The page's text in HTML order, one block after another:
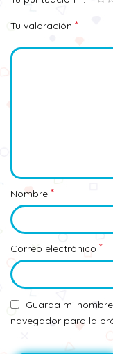
Tu valoración *
Nombre *
Correo electrónico *
Guarda mi
navegador para la